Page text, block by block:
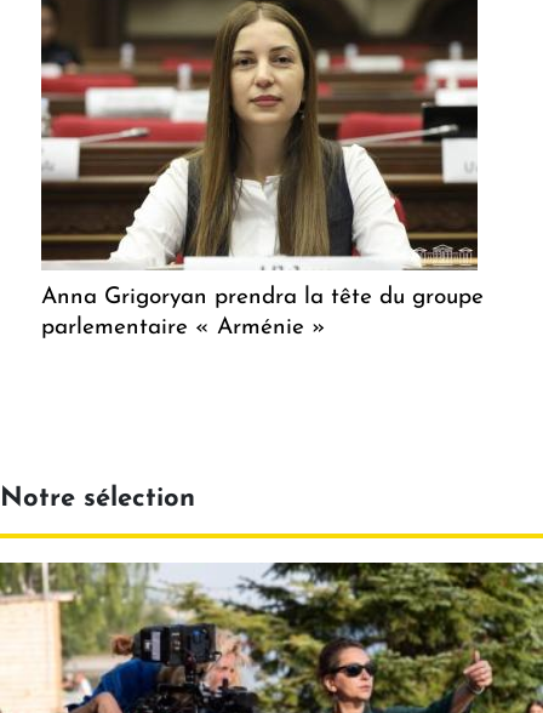
Anna Grigoryan prendra la tête du groupe
parlementaire « Arménie »
Notre sélection